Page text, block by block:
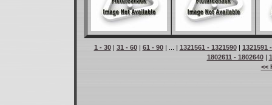
1 - 30| 31 - 60| 61 - 90| ... | 1321561 - 1321590| 1321591
1802611 - 1802640|
<<